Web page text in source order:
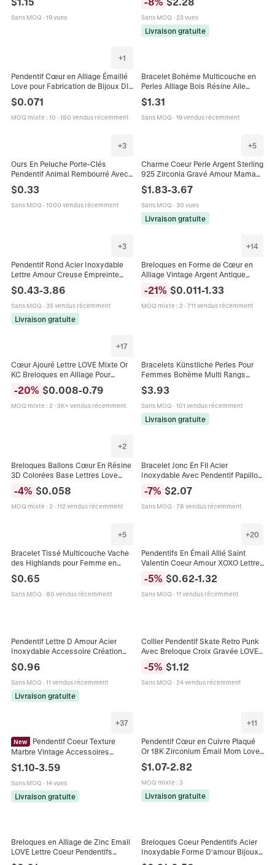
Charmes Pour Fabrication Collier
Bracelet DIY
Sans MOQ · 19 vues
Amour Bijoux Femmes
Sans MOQ · 23 vues
Livraison gratuite
+1
Pendentif Cœur en Alliage Émaillé
Love pour Fabrication de Bijoux DIY
Collier Bracelet Accessoire Bordure
Perlée Style Vintage Plaqué Or
$0.071
MOQ mixte: 10 · 180 vendus récemment
Bracelet Bohème Multicouche en
Perles Alliage Bois Résine Aile
Cœur Pendentif I Love You Pompon
Bijoux Femme
$1.31
Sans MOQ · 19 vendus récemment
+3
Ours En Peluche Porte-Clés
Pendentif Animal Rembourré Avec
Ruban Love Pour Charme De Sac
Cadeau De Mariage
$0.33
Sans MOQ · 1000 vendus récemment
+5
Charme Coeur Perle Argent Sterling
925 Zirconia Gravé Amour Maman
Eléphant Pendentif Pour Fabrication
De Bijoux Bracelet
$1.83-3.67
Sans MOQ · 30 vues
Livraison gratuite
+3
Pendentif Rond Acier Inoxydable
Lettre Amour Creuse Empreinte
Patte Chien Pour Fabrication Bijoux
DIY Accessoire Femmes
$0.43-3.86
Sans MOQ · 35 vendus récemment
Livraison gratuite
+14
Breloques en Forme de Cœur en
Alliage Vintage Argent Antique
Lettre d'Amour Merci Pendentifs
Pour Collier Bracelet Porte-Clés
Création de Bijoux DIY
-21% $0.011-1.33
MOQ mixte: 2· 711 vendus récemment
+17
Cœur Ajouré Lettre LOVE Mixte Or
KC Breloques en Alliage Pour
Création de Bijoux DIY Bracelets
Colliers Pendentifs
-20% $0.008-0.79
MOQ mixte: 2· 3K+ vendus récemment
Bracelets Künstliche Perles Pour
Femmes Bohème Multi Rangs
Bijoux Empilables Avec Pendentif
Love Et Künstliche Perle Baroque
Cuivre Plaqué Or
$3.93
Sans MOQ · 101 vendus récemment
Livraison gratuite
+2
Breloques Ballons Cœur En Résine
3D Colorées Base Lettres Love
Téléphone Et Pinces À Cheveux
DIY
-4% $0.058
MOQ mixte: 2· 112 vendus récemment
Bracelet Jonc En Fil Acier
Inoxydable Avec Pendentif Papillon
Colorées Bijoux De Mode Femmes
-7% $2.07
Sans MOQ · 78 vendus récemment
+5
Bracelet Tissé Multicouche Vache
des Highlands pour Femme en
Similicuir Alliage Symbole Infini
Pendentif Love
$0.65
Sans MOQ · 80 vendus récemment
+20
Pendentifs En Émail Allié Saint
Valentin Coeur Amour XOXO Lettre
Pailletée Pour La Fabrication De
Bijoux DIY Collier Boucle Oreille
-5% $0.62-1.32
Sans MOQ · 11 vendus récemment
Pendentif Lettre D Amour Acier
Inoxydable Accessoire Création
Collier Bracelet
$0.96
Sans MOQ · 11 vendus récemment
Livraison gratuite
Collier Pendentif Skate Retro Punk
Avec Breloque Croix Gravée LOVE
Hommes Femmes Bijoux en
Alliage Vintage
-5% $1.12
Sans MOQ · 24 vendus récemment
+37
New
Pendentif Coeur Texture
Marbre Vintage Accessoires
Fabrication Bijoux DIY Cuivre
Incrusté de Strass pour Collier
$1.10-3.59
Sans MOQ · 14 vues
Livraison gratuite
+11
Pendentif Cœur en Cuivre Plaqué
Or 18K Zirconium Émail Mom Love
Mama Charm pour Collier Bracelet
DIY Fabrication de Bijoux Cadeau
$1.07-2.82
MOQ mixte: 3
Livraison gratuite
Breloques en Alliage de Zinc Email
LOVE Lettre Coeur Pendentifs
d'Huile pour Fabrication de Bijoux
Breloques Coeur Pendentifs Acier
Inoxydable Forme D'amour Bijoux
DIY Accessoires Poli Or Acier Ton